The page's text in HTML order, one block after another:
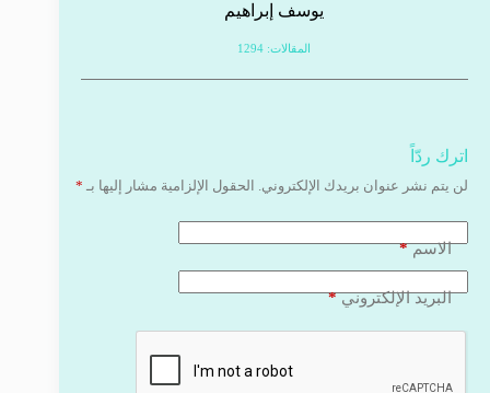
يوسف إبراهيم
المقالات: 1294
اترك ردّاً
لن يتم نشر عنوان بريدك الإلكتروني. الحقول الإلزامية مشار إليها بـ *
الاسم*
البريد الإلكتروني*